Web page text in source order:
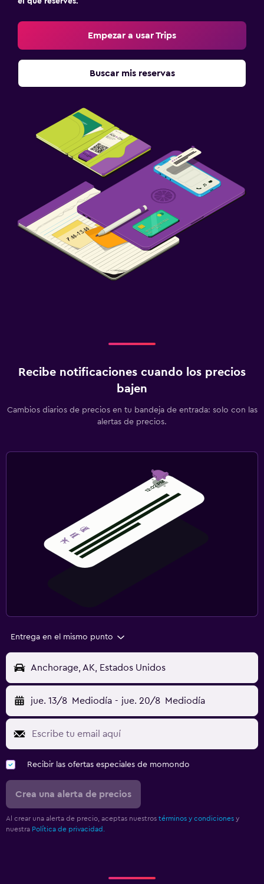
Empezar a usar Trips
Buscar mis reservas
Recibe notificaciones cuando los precios
bajen
Cambios diarios de precios en tu bandeja de entrada: solo con las
alertas de precios.
Entrega en el mismo punto
Anchorage, AK, Estados Unidos
jue. 13/8 Mediodía - jue. 20/8 Mediodía
Recibir las ofertas especiales de momondo
Crea una alerta de precios
Al crear una alerta de precio, aceptas nuestros términos y condiciones y
nuestra Política de privacidad.